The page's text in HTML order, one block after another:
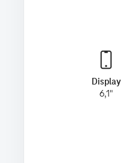
Display
6,1"